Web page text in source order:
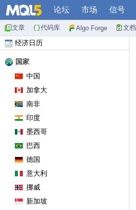
论坛 市场 信号
文章 代码库 Algo Forge 文档
经济日历
国家
中国
加拿大
南非
印度
墨西哥
巴西
德国
意大利
挪威
新加坡